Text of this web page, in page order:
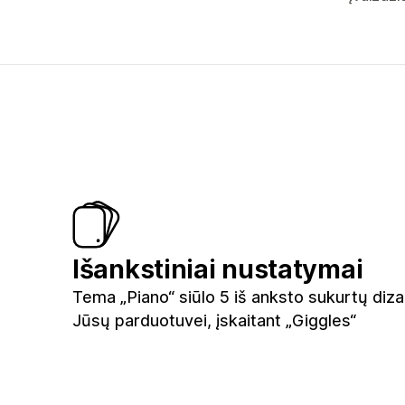
Išankstiniai nustatymai
Tema „Piano“ siūlo 5 iš anksto sukurtų
Jūsų parduotuvei, įskaitant „Giggles“